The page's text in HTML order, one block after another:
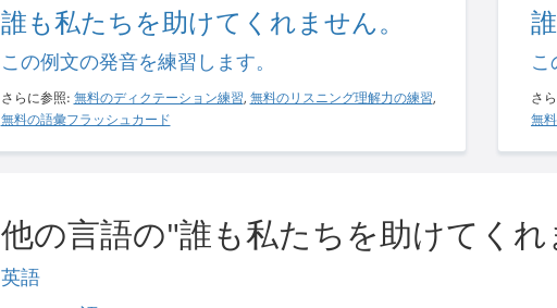
誰も私たちを助けてくれません。
この例文の発音を練習します。
さらに参照: 無料のディクテーション練習, 無料のリスニング理解力の練習,
無料の語彙フラッシュカード
こ
さ
無
他の言語の"誰も私たちを助けてく
英語